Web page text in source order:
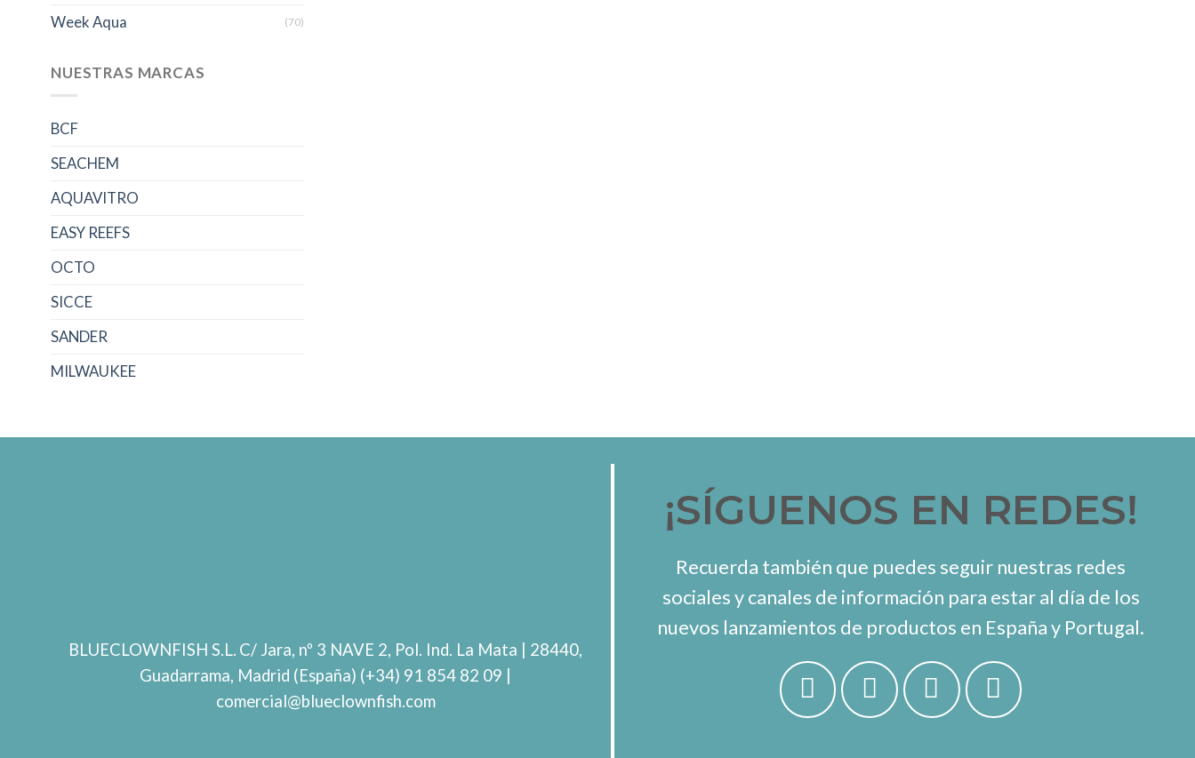
Week Aqua (70)
NUESTRAS MARCAS
BCF
SEACHEM
AQUAVITRO
EASY REEFS
OCTO
SICCE
SANDER
MILWAUKEE
BLUECLOWNFISH S.L. C/ Jara, nº 3 NAVE 2, Pol. Ind. La Mata | 28440,
Guadarrama, Madrid (España) (+34) 91 854 82 09 |
comercial@blueclownfish.com
¡SÍGUENOS EN REDES!
Recuerda también que puedes seguir nuestras redes
sociales y canales de información para estar al día de los
nuevos lanzamientos de productos en España y Portugal.